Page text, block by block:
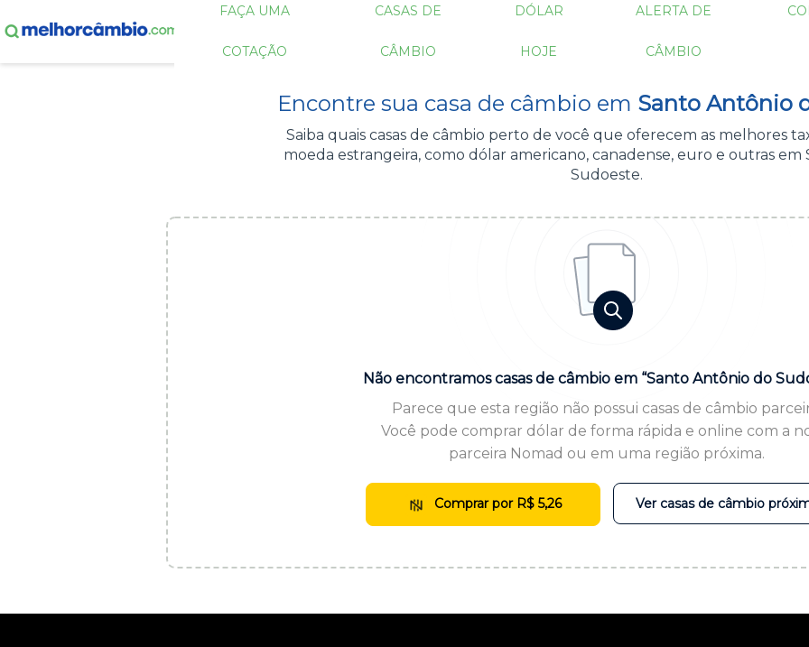
FAÇA UMA
COTAÇÃO
CASAS DE
CÂMBIO
DÓLAR
HOJE
ALERTA DE
CÂMBIO
Encontre sua casa de câmbio em Santo Antônio
Saiba quais casas de câmbio perto de você que oferecem as melhores
moeda estrangeira, como dólar americano, canadense, euro e outras em
Sudoeste.
Não encontramos casas de câmbio em “Santo Antônio do
Parece que esta região não possui casas de câmbio
Você pode comprar dólar de forma rápida e online com a
parceira Nomad ou em uma região próxima.
Comprar por R$ 5,26 Ver casas de câmbio